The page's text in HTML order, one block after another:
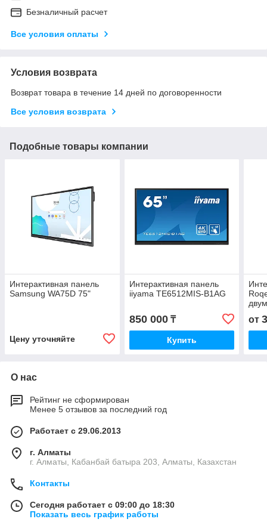
Безналичный расчет
Все условия оплаты
Условия возврата
Возврат товара в течение 14 дней по договоренности
Все условия возврата
Подобные товары компании
Интерактивная панель
Samsung WA75D 75"
Цену уточняйте
Интерактивная панель
iiyama TE6512MIS-B1AG
850 000₸
Купить
от
О нас
Рейтинг не сформирован
Менее 5 отзывов за последний год
Работает с 29.06.2013
г. Алматы
г. Алматы, Кабанбай батыра 203, Алматы, Казахстан
Контакты
Сегодня работает с 09:00 до 18:30
Показать весь график работы